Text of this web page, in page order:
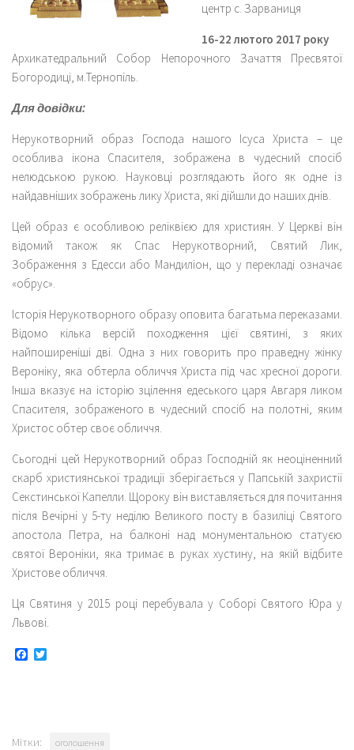
центр с. Зарваниця
16-22 лютого 2017 року
Архикатедральний Собор Непорочного Зачаття Пресвятої
Богородиці, м.Тернопіль.
Для довідки:
Нерукотворний образ Господа нашого Ісуса Христа – це
особлива ікона Спасителя, зображена в чудесний спосіб
нелюдською рукою. Науковці розглядають його як одне із
найдавніших зображень лику Христа, які дійшли до наших днів.
Цей образ є особливою реліквією для християн. У Церкві він
відомий також як Спас Нерукотворний, Святий Лик,
Зображення з Едесси або Мандиліон, що у перекладі означає
«обрус».
Історія Нерукотворного образу оповита багатьма переказами.
Відомо кілька версій походження цієї святині, з яких
найпоширеніші дві. Одна з них говорить про праведну жінку
Вероніку, яка обтерла обличчя Христа під час хресної дороги.
Інша вказує на історію зцілення едеського царя Авгаря ликом
Спасителя, зображеного в чудесний спосіб на полотні, яким
Христос обтер своє обличчя.
Сьогодні цей Нерукотворний образ Господній як неоціненний
скарб християнської традиції зберігається у Папській захристії
Секстинської Капелли. Щороку він виставляється для почитання
після Вечірні у 5-ту неділю Великого посту в базиліці Святого
апостола Петра, на балконі над монументальною статуєю
святої Вероніки, яка тримає в руках хустину, на якій відбите
Христове обличчя.
Ця Святиня у 2015 році перебувала у Соборі Святого Юра у
Львові.
Facebook
Мітки: оголошення